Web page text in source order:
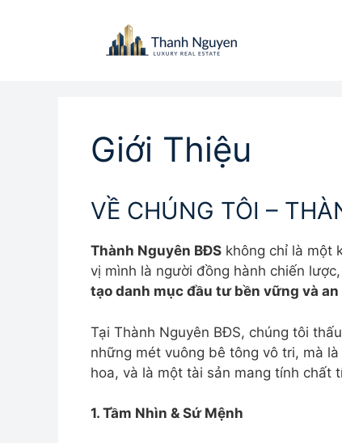
Giới Thiệu
VỀ CHÚNG TÔI –
Thành Nguyên BĐS không chỉ là một
vị mình là người đồng hành chiến
tạo danh mục đầu tư bền vững và an
Tại Thành Nguyên BĐS, chúng tôi
những mét vuông bê tông vô tri, mà
hoa, và là một tài sản mang tính chất
1. Tầm Nhìn & Sứ Mệnh